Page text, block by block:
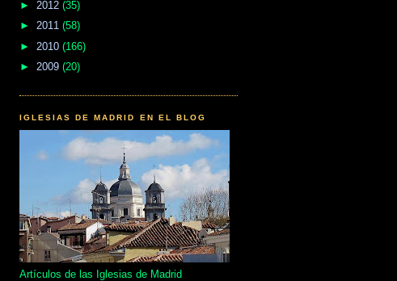
► 2012 (35)
► 2011 (58)
► 2010 (166)
► 2009 (20)
IGLESIAS DE MADRID EN EL BLOG
Artículos de las Iglesias de Madrid